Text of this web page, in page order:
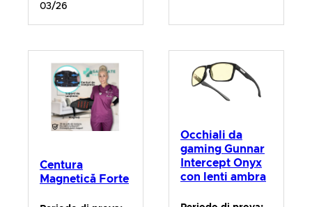
03/26
Centura
Magnetică Forte
Occhiali da
gaming Gunnar
Intercept Onyx
con lenti ambra